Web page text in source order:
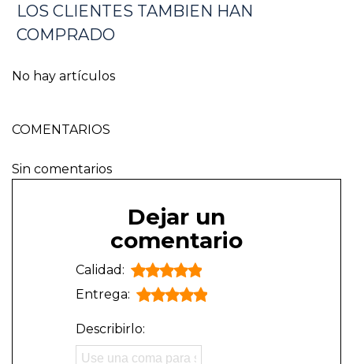
LOS CLIENTES TAMBIEN HAN
COMPRADO
No hay artículos
COMENTARIOS
Sin comentarios
Dejar un
comentario
Calidad:
Entrega:
Describirlo: